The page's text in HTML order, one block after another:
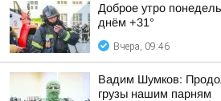
Доброе утро
днём +31°
Вчера, 09:46
Вадим Шумков:
грузы нашим парням